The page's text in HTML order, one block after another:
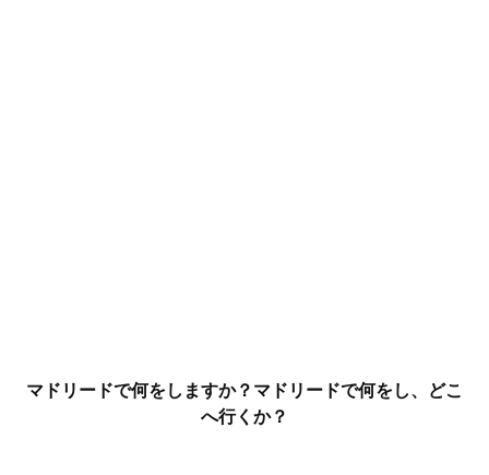
マドリードで何をしますか？マドリードで何をし、どこ
へ行くか？